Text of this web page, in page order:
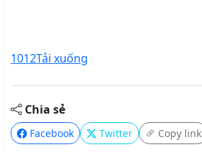
1012Tải xuống
Chia sẻ
Facebook Twitter Copy link